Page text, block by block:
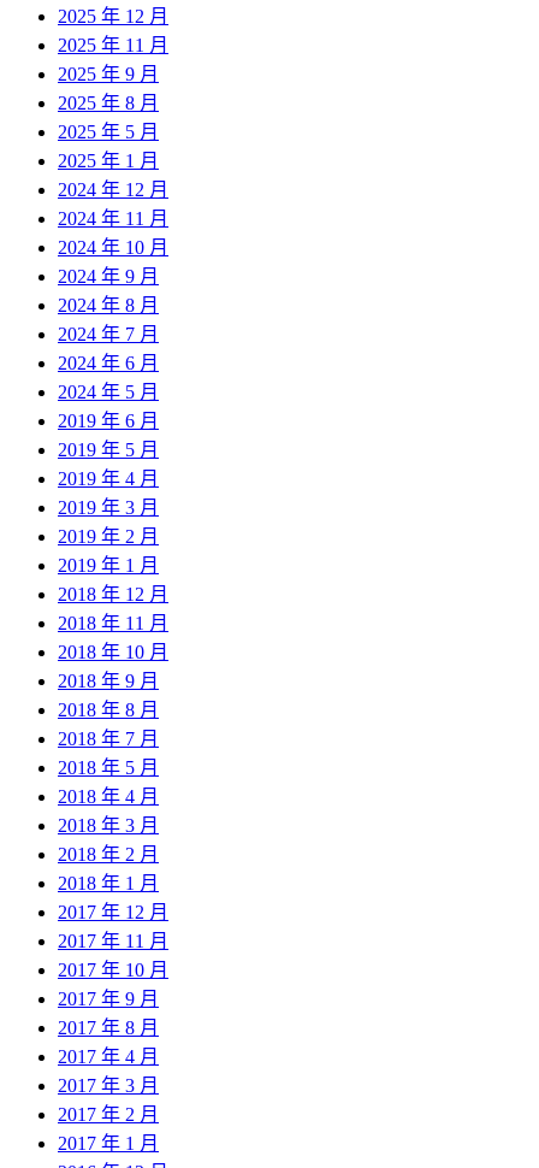
2025 年 12 月
2025 年 11 月
2025 年 9 月
2025 年 8 月
2025 年 5 月
2025 年 1 月
2024 年 12 月
2024 年 11 月
2024 年 10 月
2024 年 9 月
2024 年 8 月
2024 年 7 月
2024 年 6 月
2024 年 5 月
2019 年 6 月
2019 年 5 月
2019 年 4 月
2019 年 3 月
2019 年 2 月
2019 年 1 月
2018 年 12 月
2018 年 11 月
2018 年 10 月
2018 年 9 月
2018 年 8 月
2018 年 7 月
2018 年 5 月
2018 年 4 月
2018 年 3 月
2018 年 2 月
2018 年 1 月
2017 年 12 月
2017 年 11 月
2017 年 10 月
2017 年 9 月
2017 年 8 月
2017 年 4 月
2017 年 3 月
2017 年 2 月
2017 年 1 月